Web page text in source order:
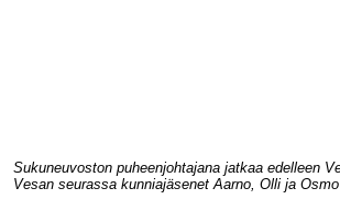
Sukuneuvoston puheenjohtajana jatkaa edelleen
Vesan seurassa kunniajäsenet Aarno, Olli ja Osmo